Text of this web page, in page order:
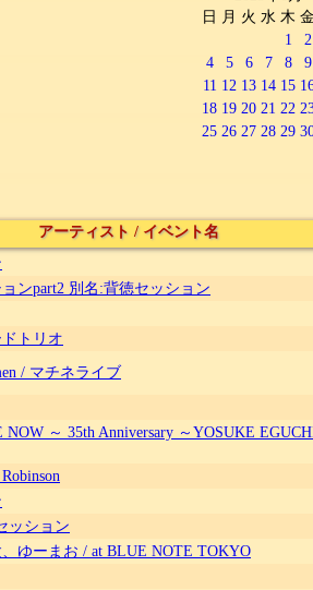
日 月 火 水 木 金
1
2
4
5 6 7 8 9
11 12 13 14 15
18 19 20 21 22
25 26 27 28 29
アーティスト / イベント名
ンpart2 別名:背徳セッション
トリオ
/ マチネライブ
NOW ～ 35th Anniversary ～YOSUKE
ッション
ゆーまお / at BLUE NOTE TOKYO